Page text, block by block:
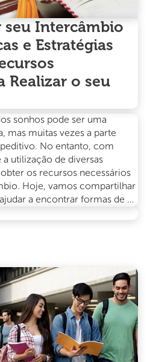
seu Intercâmbio
e Estratégias
Realizar o seu
sonhos pode ser uma
mas muitas vezes a parte
No entanto, com
utilização de diversas
os recursos necessários
Hoje, vamos compartilhar
a encontrar formas de …